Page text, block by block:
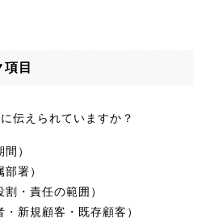
目
伝えられていますか？
）
署）
・責任の範囲）
新規顧客・既存顧客）